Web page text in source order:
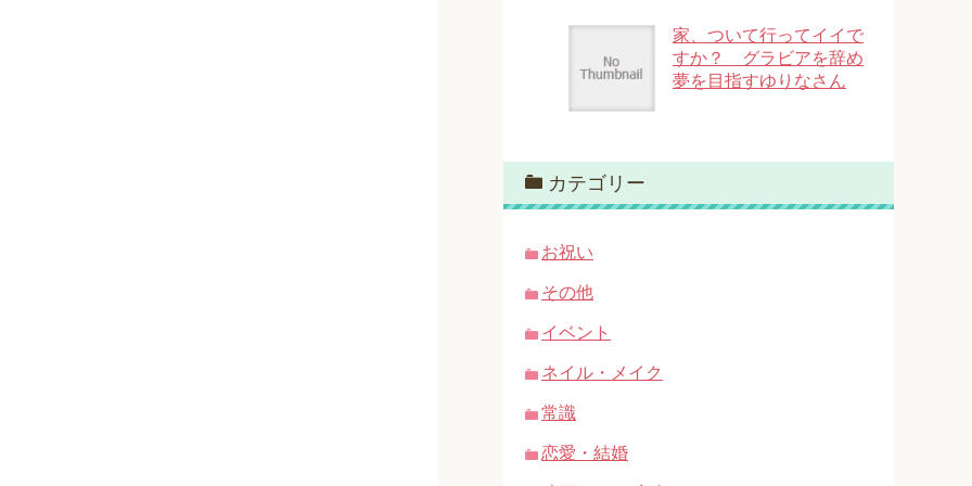
家、ついて行ってイイで
すか？ グラビアを辞め
夢を目指すゆりなさん
カテゴリー
お祝い
その他
イベント
ネイル・メイク
常識
恋愛・結婚